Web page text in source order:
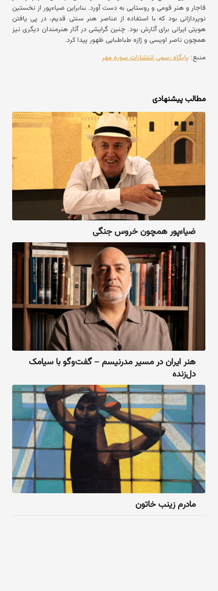
قاجار و هنر قومی و روستایی به دست آورد. بنابراین ضیاءپور از نخستین
نوپردازانی بود که با استفاده از عناصر هنر سنتی قدیم، در پی یافتن
هویتی ایرانی برای آثارش بود. چنین گرایشی در آثار هنرمندان دیگری نیز
همچون ناصر اویسی و ژازه طباطبایی ظهور پیدا کرد.
منبع: پایگاه رسمی انتشارات سوره مهر
مطالب پیشنهادی
ضیاءپور همچون خروس جنگی
هنر ایران در مسیر مدرنیسم – گفت‌وگو با سیامک
دل‌زنده
مادرم زینب خاتون